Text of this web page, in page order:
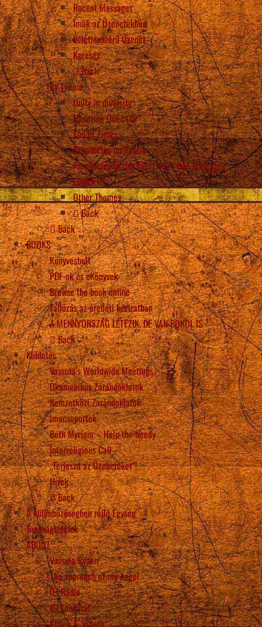
Recent Messages
Imák az Üzenetekben
Véletlenszerű Üzenet
Keresés
Back
By Theme
Unity in diversity
Honoring Our Lady
End of Times
Prophecies on Russia
Prophecies in the True Life in God Messages
Eucharist
Other Themes
Back
Back
BOOKS
Könyvesbolt
PDF-ek és eKönyvek
Browse the book online
Tallózás az eredeti kéziratban
A MENNYORSZÁG LÉTEZIK, DE VAN POKOL IS
Back
Küldetés
Vassula’s Worldwide Meetings
Ökumenikus Zarándoklatok
Nemzetközi Zarándoklatok
Imacsoportok
Beth Myriam – Help the Needy
Interreligious Call
„Terjeszd az Üzeneteket”!
Hírek
Back
A különbözőségben rejlő Egység
Tanúságtételek
ABOUT
Vassula Rydén
The approach of my Angel
IÉI Rádió
IÉI Folyóirat
Képek & Videók